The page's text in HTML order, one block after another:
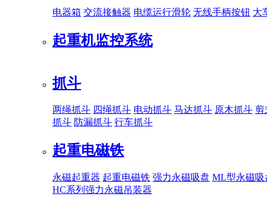
电器箱 交流接触器 电缆运行滑轮 无线手柄按钮 大
起重机监控系统
抓斗
两绳抓斗 四绳抓斗 电动抓斗 马达抓斗 原木抓斗 剪
抓斗 防漏抓斗 行车抓斗
起重电磁铁
永磁起重器 起重电磁铁 强力永磁吸盘 ML型永磁吸
HC系列强力永磁吊装器